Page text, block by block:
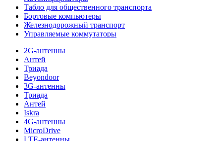
Табло для общественного транспорта
Бортовые компьютеры
Железнодорожный транспорт
Управляемые коммутаторы
2G-антенны
Антей
Триада
Beyondoor
3G-антенны
Триада
Антей
Iskra
4G-антенны
MicroDrive